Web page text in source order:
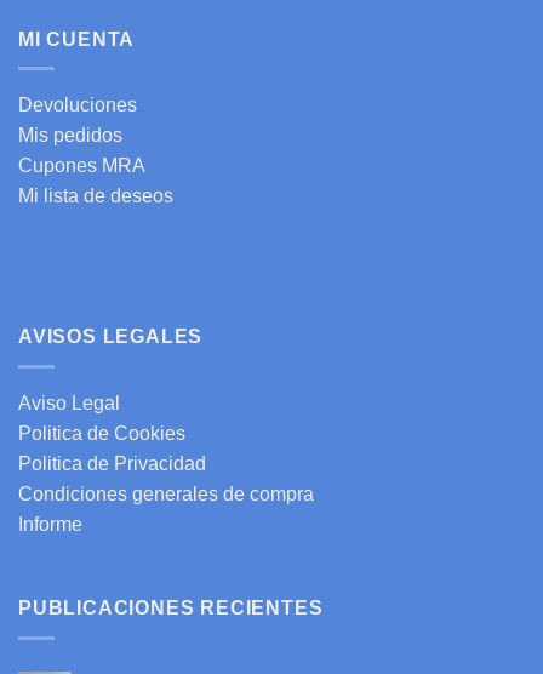
MI CUENTA
Devoluciones
Mis pedidos
Cupones MRA
Mi lista de deseos
AVISOS LEGALES
Aviso Legal
Politica de Cookies
Politica de Privacidad
Condiciones generales de compra
Informe
PUBLICACIONES RECIENTES